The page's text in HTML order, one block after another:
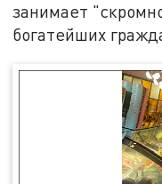
занимает
богатейших